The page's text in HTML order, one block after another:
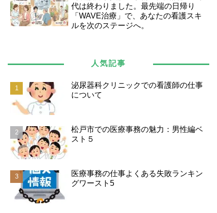
代は終わりました。最先端の日帰り
「WAVE治療」で、あなたの看護スキ
ルを次のステージへ。
人気記事
泌尿器科クリニックでの看護師の仕事
について
松戸市での医療事務の魅力：男性編ベ
スト５
医療事務の仕事よくある失敗ランキン
グワースト5